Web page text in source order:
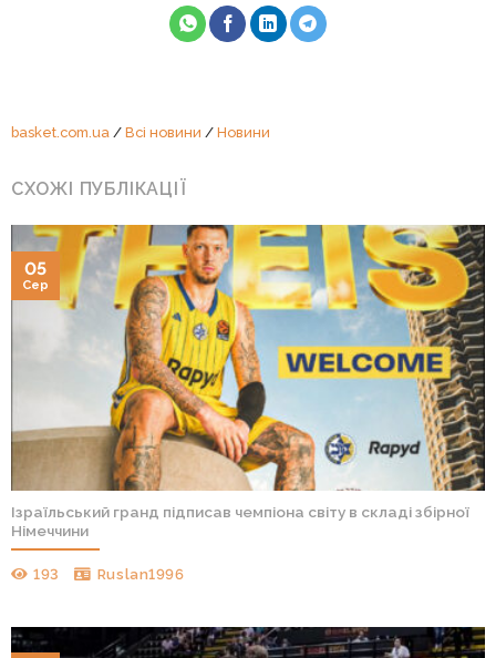
basket.com.ua / Всі новини / Новини
СХОЖІ ПУБЛІКАЦІЇ
Ізраїльський гранд підписав чемпіона світу в складі збірної
Німеччини
193 Ruslan1996
05
Сер